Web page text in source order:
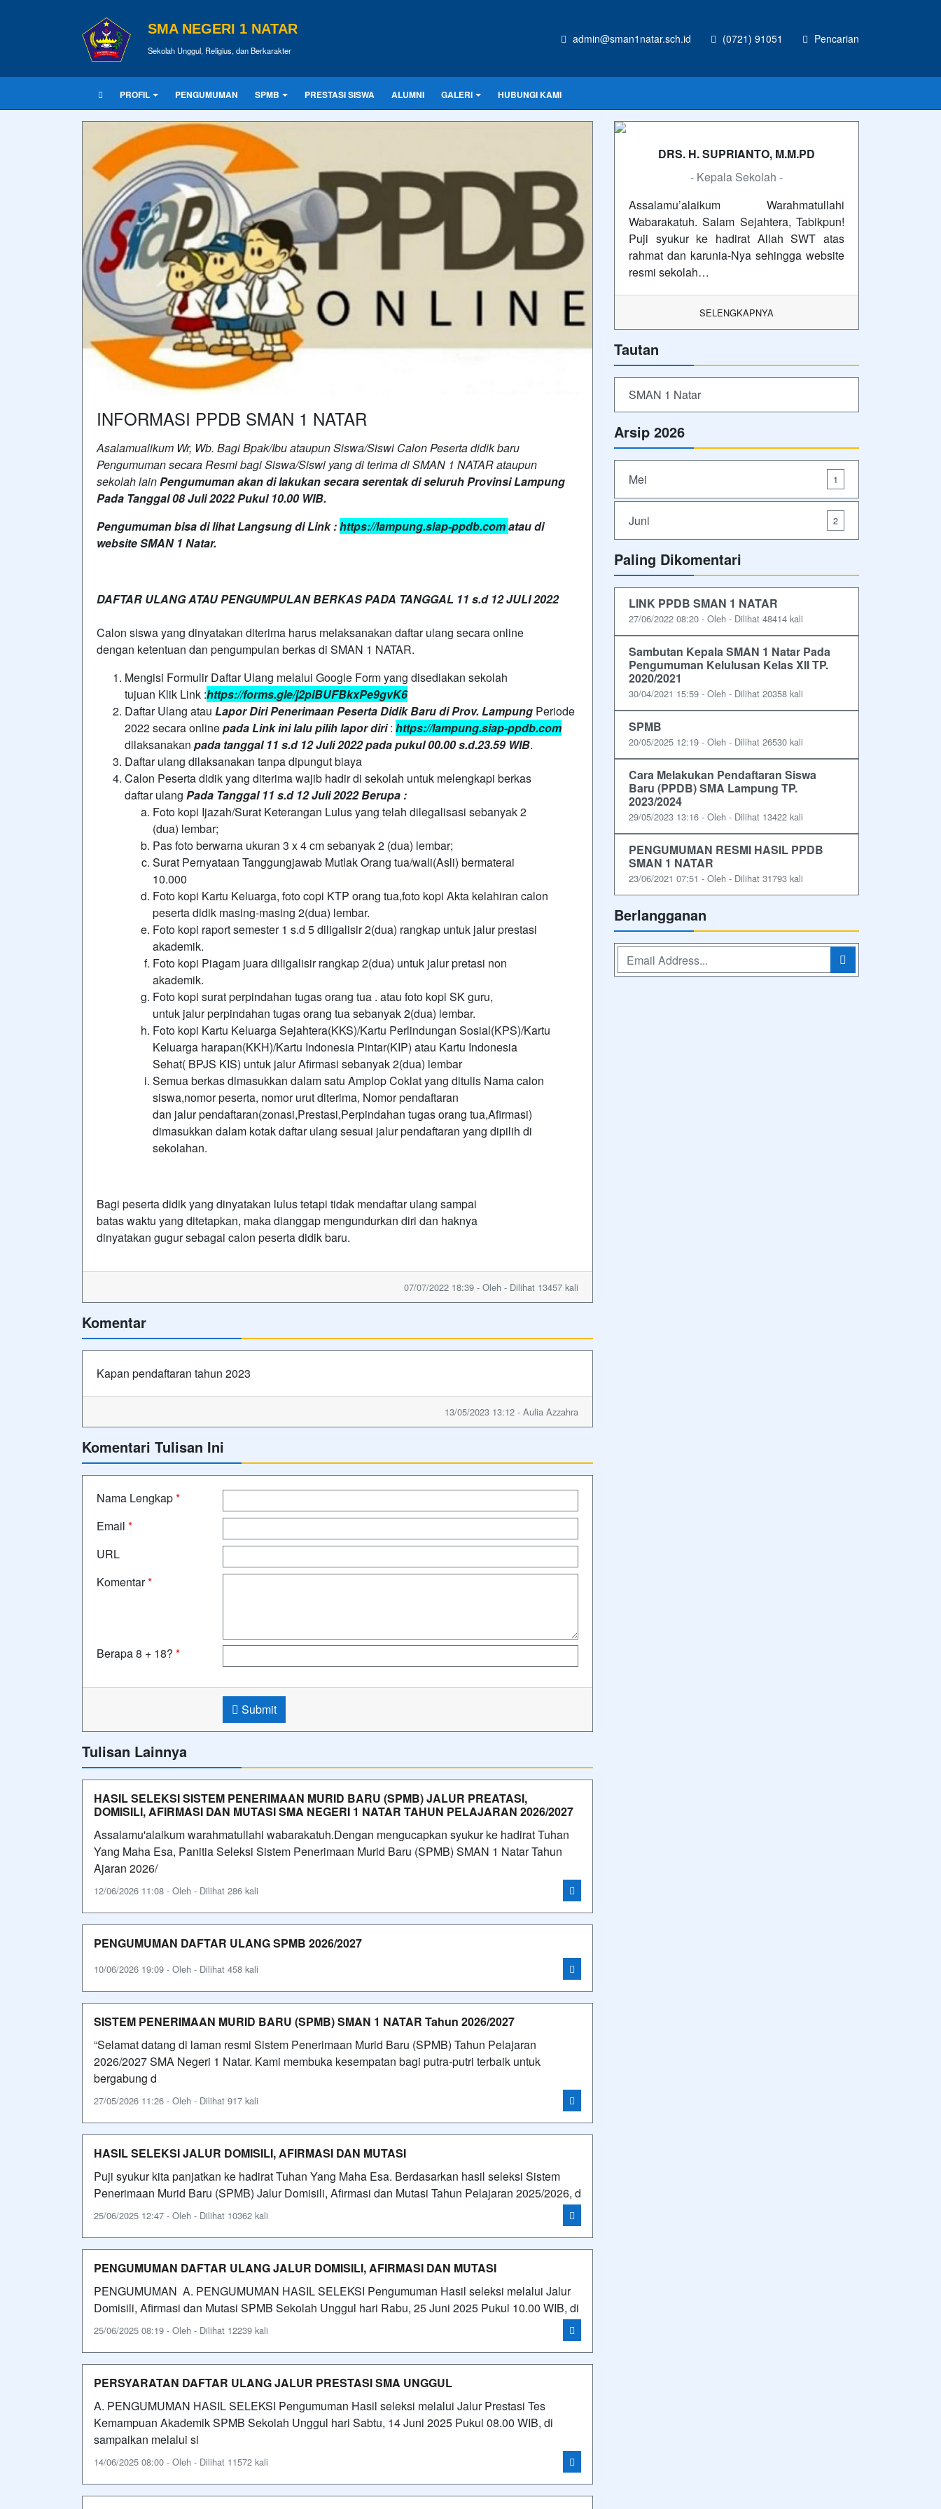
SMA NEGERI 1 NATAR
Sekolah Unggul, Religius, dan Berkarakter
admin@sman1natar.sch.id (0721) 91051 Pencarian
PROFIL PENGUMUMAN SPMB PRESTASI SISWA ALUMNI GALERI HUBUNGI KAMI
INFORMASI PPDB SMAN 1 NATAR
Asalamualikum Wr, Wb. Bagi Bpak/Ibu ataupun Siswa/Siswi Calon Peserta didik baru
Pengumuman secara Resmi bagi Siswa/Siswi yang di terima di SMAN 1 NATAR ataupun
sekolah lainPengumuman akan di lakukan secara serentak di seluruh Provinsi Lampung
Pada Tanggal 08 Juli 2022 Pukul 10.00 WIB.
Pengumuman bisa di lihat Langsung di Link :https://lampung.siap-ppdb.comatau di
website SMAN 1 Natar.
DAFTAR ULANG ATAU PENGUMPULAN BERKAS PADA TANGGAL 11 s.d 12 JULI 2022
Calon siswa yang dinyatakan diterima harus melaksanakan daftar ulang secara online
dengan ketentuan dan pengumpulan berkas di SMAN 1 NATAR.
Mengisi Formulir Daftar Ulang melalui Google Form yang disediakan sekolah
tujuan Klik Link :https://forms.gle/j2piBUFBkxPe9gvK6
Daftar Ulang atau Lapor Diri Penerimaan Peserta Didik Baru di Prov. Lampung Periode
2022 secara onlinepada Link ini lalu pilih lapor diri: https://lampung.siap-ppdb.com
dilaksanakan pada tanggal 11 s.d 12 Juli 2022 pada pukul 00.00 s.d.23.59 WIB.
Daftar ulang dilaksanakan tanpa dipungut biaya
Calon Peserta didik yang diterima wajib hadir di sekolah untuk melengkapi berkas
daftar ulang Pada Tanggal 11 s.d 12 Juli 2022 Berupa :
Foto kopi Ijazah/Surat Keterangan Lulus yang telah dilegalisasi sebanyak 2
(dua) lembar;
Pas foto berwarna ukuran 3 x 4 cm sebanyak 2 (dua) lembar;
Surat Pernyataan Tanggungjawab Mutlak Orang tua/wali(Asli) bermaterai
10.000
Foto kopi Kartu Keluarga, foto copi KTP orang tua,foto kopi Akta kelahiran calon
peserta didik masing-masing 2(dua) lembar.
Foto kopi raport semester 1 s.d 5 diligalisir 2(dua) rangkap untuk jalur prestasi
akademik.
Foto kopi Piagam juara diligalisir rangkap 2(dua) untuk jalur pretasi non
akademik.
Foto kopi surat perpindahan tugas orang tua . atau foto kopi SK guru,
untuk jalur perpindahan tugas orang tua sebanyak 2(dua) lembar.
Foto kopi Kartu Keluarga Sejahtera(KKS)/Kartu Perlindungan Sosial(KPS)/Kartu
Keluarga harapan(KKH)/Kartu Indonesia Pintar(KIP) atau Kartu Indonesia
Sehat( BPJS KIS) untuk jalur Afirmasi sebanyak 2(dua) lembar
Semua berkas dimasukkan dalam satu Amplop Coklat yang ditulis Nama calon
siswa,nomor peserta, nomor urut diterima, Nomor pendaftaran
dan jalur pendaftaran(zonasi,Prestasi,Perpindahan tugas orang tua,Afirmasi)
dimasukkan dalam kotak daftar ulang sesuai jalur pendaftaran yang dipilih di
sekolahan.
Bagi peserta didik yang dinyatakan lulus tetapi tidak mendaftar ulang sampai
batas waktu yang ditetapkan, maka dianggap mengundurkan diri dan haknya
dinyatakan gugur sebagai calon peserta didik baru.
07/07/2022 18:39 - Oleh - Dilihat 13457 kali
Komentar
Kapan pendaftaran tahun 2023
13/05/2023 13:12 - Aulia Azzahra
Komentari Tulisan Ini
Nama Lengkap*
Email *
URL
Komentar*
Berapa 8 + 18? *
Submit
Tulisan Lainnya
HASIL SELEKSI SISTEM PENERIMAAN MURID BARU (SPMB) JALUR PREATASI,
DOMISILI, AFIRMASI DAN MUTASI SMA NEGERI 1 NATAR TAHUN PELAJARAN 2026/2027
Assalamu'alaikum warahmatullahi wabarakatuh.Dengan mengucapkan syukur ke hadirat Tuhan
Yang Maha Esa, Panitia Seleksi Sistem Penerimaan Murid Baru (SPMB) SMAN 1 Natar Tahun
Ajaran 2026/
12/06/2026 11:08 - Oleh - Dilihat 286 kali
PENGUMUMAN DAFTAR ULANG SPMB 2026/2027
10/06/2026 19:09 - Oleh - Dilihat 458 kali
SISTEM PENERIMAAN MURID BARU (SPMB) SMAN 1 NATAR Tahun 2026/2027
“Selamat datang di laman resmi Sistem Penerimaan Murid Baru (SPMB) Tahun Pelajaran
2026/2027 SMA Negeri 1 Natar. Kami membuka kesempatan bagi putra-putri terbaik untuk
bergabung d
27/05/2026 11:26 - Oleh - Dilihat 917 kali
HASIL SELEKSI JALUR DOMISILI, AFIRMASI DAN MUTASI
Puji syukur kita panjatkan ke hadirat Tuhan Yang Maha Esa. Berdasarkan hasil seleksi Sistem
Penerimaan Murid Baru (SPMB) Jalur Domisili, Afirmasi dan Mutasi Tahun Pelajaran 2025/2026, d
25/06/2025 12:47 - Oleh - Dilihat 10362 kali
PENGUMUMAN DAFTAR ULANG JALUR DOMISILI, AFIRMASI DAN MUTASI
PENGUMUMAN A. PENGUMUMAN HASIL SELEKSI Pengumuman Hasil seleksi melalui Jalur
Domisili, Afirmasi dan Mutasi SPMB Sekolah Unggul hari Rabu, 25 Juni 2025 Pukul 10.00 WIB, di
25/06/2025 08:19 - Oleh - Dilihat 12239 kali
PERSYARATAN DAFTAR ULANG JALUR PRESTASI SMA UNGGUL
A. PENGUMUMAN HASIL SELEKSI Pengumuman Hasil seleksi melalui Jalur Prestasi Tes
Kemampuan Akademik SPMB Sekolah Unggul hari Sabtu, 14 Juni 2025 Pukul 08.00 WIB, di
sampaikan melalui si
14/06/2025 08:00 - Oleh - Dilihat 11572 kali
DRS. H. SUPRIANTO, M.M.PD
- Kepala Sekolah -
Assalamu’alaikum Warahmatullahi
Wabarakatuh. Salam Sejahtera, Tabikpun!
Puji syukur ke hadirat Allah SWT atas
rahmat dan karunia-Nya sehingga website
resmi sekolah…
SELENGKAPNYA
Tautan
SMAN 1 Natar
Arsip 2026
Mei 1
Juni 2
Paling Dikomentari
LINK PPDB SMAN 1 NATAR
27/06/2022 08:20 - Oleh - Dilihat 48414 kali
Sambutan Kepala SMAN 1 Natar Pada
Pengumuman Kelulusan Kelas XII TP.
2020/2021
30/04/2021 15:59 - Oleh - Dilihat 20358 kali
SPMB
20/05/2025 12:19 - Oleh - Dilihat 26530 kali
Cara Melakukan Pendaftaran Siswa
Baru (PPDB) SMA Lampung TP.
2023/2024
29/05/2023 13:16 - Oleh - Dilihat 13422 kali
PENGUMUMAN RESMI HASIL PPDB
SMAN 1 NATAR
23/06/2021 07:51 - Oleh - Dilihat 31793 kali
Berlangganan